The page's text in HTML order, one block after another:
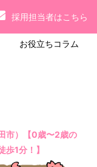
お役立ちコラム
採用担当者はこちら
市）【0歳〜2歳の
1分！】